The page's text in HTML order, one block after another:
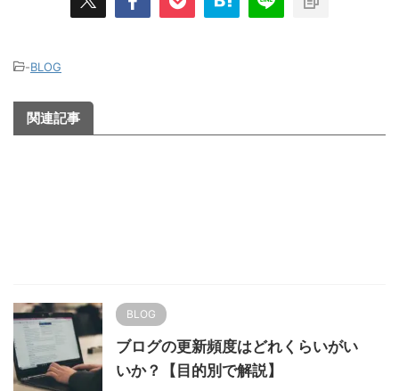
-BLOG
関連記事
BLOG
ブログの更新頻度はどれくらいがい
いか？【目的別で解説】